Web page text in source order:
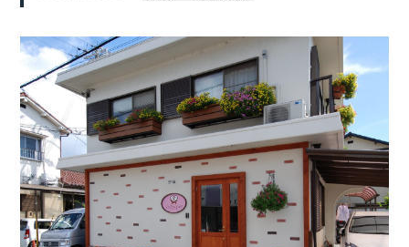
WORKS 設計実績
VOICE お客様の声
FEATURE 私たちの家づくり